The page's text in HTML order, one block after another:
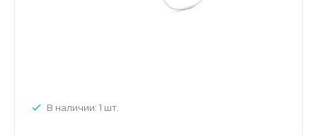
В наличии: 1 шт.